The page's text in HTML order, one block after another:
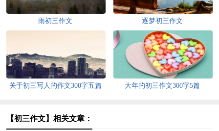
雨初三作文 逐梦初三作文
关于初三写人的作文300字五篇 大年的初三作文300字5篇
【初三作文】相关文章：